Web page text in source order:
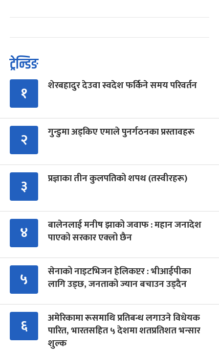
ट्रेन्डिङ
१ शेरबहादुर देउवा स्वदेश फर्किने समय परिवर्तन
२ गुन्डुमा अड्किए एमाले पुनर्गठनका प्रस्तावहरू
३ प्रज्ञाका तीन कुलपतिको शपथ (तस्वीरहरू)
४
बालेनलाई मनीष झाको जवाफ : महान जनादेश
पाएको सरकार एक्लो छैन
५
सेनाको नाइटभिजन हेलिकप्टर : भीआईपीका
लागि उड्छ, जनताको ज्यान बचाउन उड्दैन
६
अमेरिकामा रूसमाथि प्रतिबन्ध लगाउने विधेयक
पारित, भारतसहित ५ देशमा शतप्रतिशत भन्सार
शुल्क